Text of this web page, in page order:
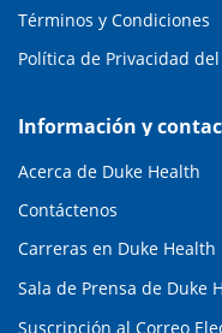
Términos y Condiciones
Política de Privacidad
Información y
Acerca de Duke Health
Contáctenos
Carreras en Duke Health
Sala de Prensa de Duke
Suscripción al Correo